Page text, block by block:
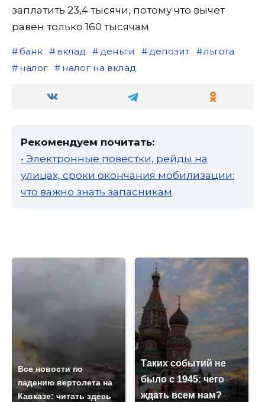
заплатить 23,4 тысячи, потому что вычет
равен только 160 тысячам.
банк вклад деньги депозит
льгота
налог
налог на вклад
Рекомендуем почитать:
• Электронные повестки, рейды на
улицах, сроки окончания мобилизации:
что важно знать запасникам
Все новости по
падению вертолета на
Кавказе: читать здесь
Таких событий не
было с 1945: чего
ждать всем нам?